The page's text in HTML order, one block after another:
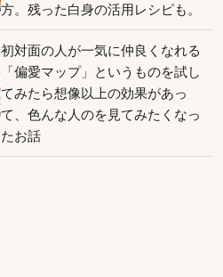
方。残った白身の活用レシピも。
初対面の人が一気に仲良くなれる
「偏愛マップ」というものを試し
てみたら想像以上の効果があっ
て、色んな人のを見てみたくなっ
たお話